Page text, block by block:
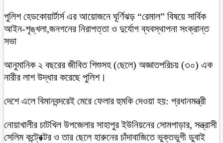
পুলিশ হেডকোয়ার্টার্স এর আয়োজনে ঘূর্ণিঝড় “রেমাল” বিষয়ে সার্বিক
আইন-শৃঙ্খলা,জনগনের নিরাপত্তা ও দুর্যোগ ব্যবস্থাপনা সংক্রান্ত
সভা
আনুমানিক ২ বছরের জীবিত শিশুসহ (ছেলে) অজ্ঞাতপরিচয় (৩০) এক
নারীর লাশ উদ্ধার করেছে পুলিশ।
দেশে এলে বিমানবন্দরেই মেরে ফেলার হুমকি দেওয়া হয়: প্রধানমন্ত্রী
নোয়াখালীর চাটখিল উপজেলার সাহাপুর ইউনিয়নের সোমপাড়ার, সন্ত্রাসী
সেলিম কন্ট্রেক্টর ও তার ছেলে হারুনের চাঁদাবাজিতে ভুক্তভুগী ডুবাই